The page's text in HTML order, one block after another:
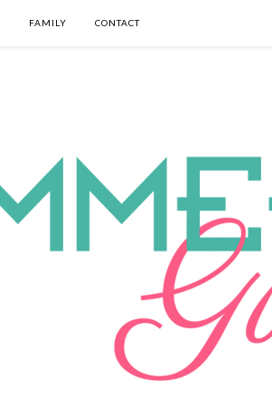
FAMILY CONTACT